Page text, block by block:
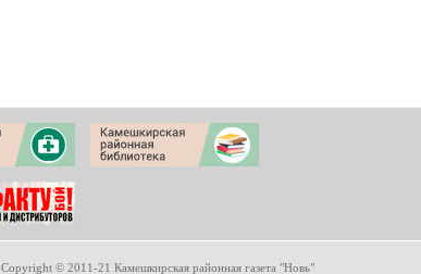
Copyright © 2011-21 Камешкирская районная газета "Новь"